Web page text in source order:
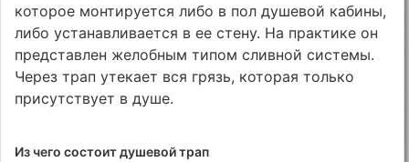
которое монтируется либо в пол душевой кабины,
либо устанавливается в ее стену. На практике он
представлен желобным типом сливной системы.
Через трап утекает вся грязь, которая только
присутствует в душе.
Из чего состоит душевой трап